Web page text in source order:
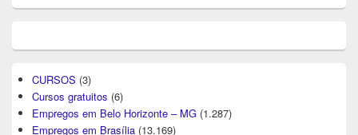
CURSOS (3)
Cursos gratuitos (6)
Empregos em Belo Horizonte – MG (1.287)
Empregos em Brasília (13.169)